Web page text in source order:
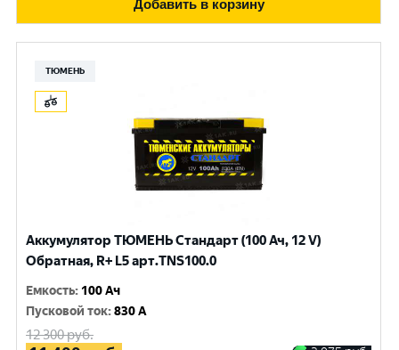
Добавить в корзину
ТЮМЕНЬ
Аккумулятор ТЮМЕНЬ Стандарт (100 Ач, 12 V)
Обратная, R+ L5 арт.TNS100.0
Емкость: 100 Ач
Пусковой ток:830 A
12 300руб.